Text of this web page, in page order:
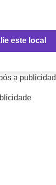
este local
a